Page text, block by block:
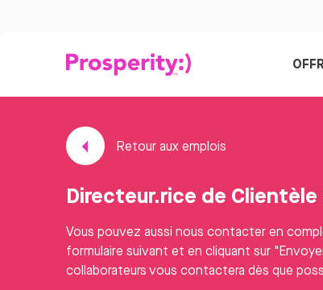
Retour aux emplois
Directeur.rice de Clientèle
Vous pouvez aussi nous contacter en
formulaire suivant et en cliquant sur
collaborateurs vous contactera dès que